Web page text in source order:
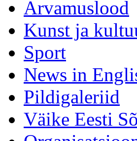
Arvamuslood
Kunst ja
Sport
News in
Pildigaleriid
Väike Eesti